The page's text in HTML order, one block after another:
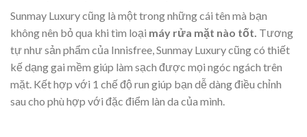
Sunmay Luxury cũng là một trong những cái tên mà bạn
không nên bỏ qua khi tìm loại máy rửa mặt nào tốt. Tương
tự như sản phẩm của Innisfree, Sunmay Luxury cũng có thiết
kế dạng gai mềm giúp làm sạch được mọi ngóc ngách trên
mặt. Kết hợp với 1 chế độ run giúp bạn dễ dàng điều chỉnh
sau cho phù hợp với đặc điểm làn da của mình.